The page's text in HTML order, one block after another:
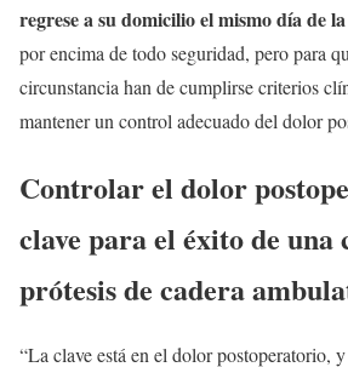
regrese a su domicilio el mismo día de
por encima de todo seguridad, pero para
circunstancia han de cumplirse criterios
mantener un control adecuado del dolor
Controlar el dolor
clave para el éxito de una
prótesis de cadera
“La clave está en el dolor postoperatorio,